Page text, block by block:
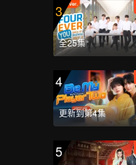
3
全25集
4
更新到第4集
5